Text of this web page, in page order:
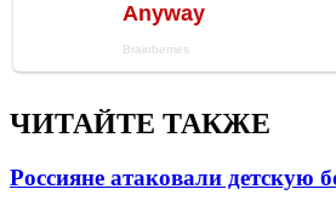
ЧИТАЙТЕ ТАКЖЕ
Россияне атаковали детскую